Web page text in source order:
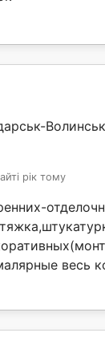
рік тому
весь